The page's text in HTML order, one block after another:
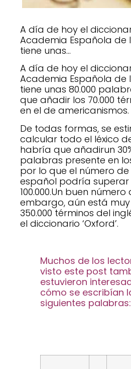
A día de hoy el
Academia Española de
tiene unas…
A día de hoy el
Academia Española de
tiene unas 80.000
que añadir los 70.000
en el de americanismos.
De todas formas, se
calcular todo el léxico
habría que añadirun
palabras presente en
por lo que el número
español podría
100.000.Un buen número
embargo, aún está muy
350.000 términos del
el diccionario ‘Oxford’.
Muchos de los
visto este post
estuvieron
cómo se escribían
siguientes palabras: